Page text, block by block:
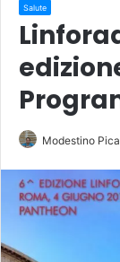
Salute
Modestino